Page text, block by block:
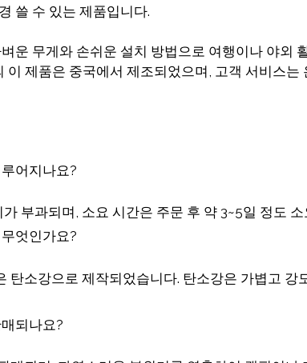
쓸 수 있는 제품입니다.
운 무게와 손쉬운 설치 방법으로 여행이나 야외
제품은 중국에서 제조되었으며, 고객 서비스는
어지나요?
부과되며, 소요 시간은 주문 후 약 3~5일 정도 소
엇인가요?
탄소강으로 제작되었습니다. 탄소강은 가볍고 강
되나요?